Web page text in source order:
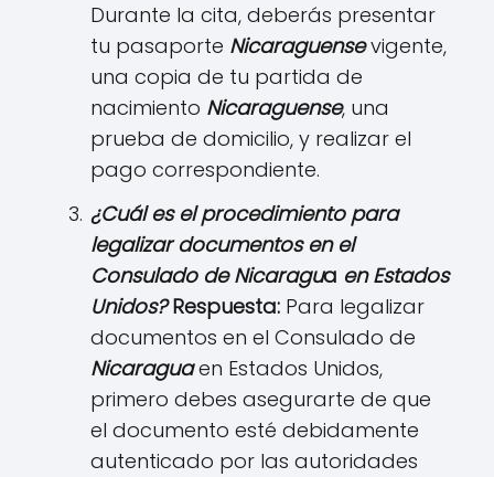
Durante la cita, deberás presentar
tu pasaporte Nicaraguensevigente,
una copia de tu partida de
nacimiento Nicaraguense, una
prueba de domicilio, y realizar el
pago correspondiente.
¿Cuál es el procedimiento para
legalizar documentos en el
Consulado deNicaragua en Estados
Unidos? Respuesta: Para legalizar
documentos en el Consulado de
Nicaraguaen Estados Unidos,
primero debes asegurarte de que
el documento esté debidamente
autenticado por las autoridades